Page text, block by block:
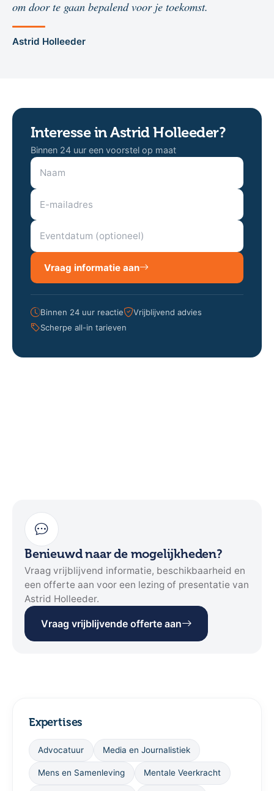
om door te gaan bepalend voor je toekomst.
Astrid Holleeder
Interesse in Astrid Holleeder?
Binnen 24 uur een voorstel op maat
Vraag informatie aan
Binnen 24 uur reactie
Vrijblijvend advies
Scherpe all-in tarieven
Benieuwd naar de mogelijkheden?
Vraag vrijblijvend informatie, beschikbaarheid en
een offerte aan voor een lezing of presentatie van
Astrid Holleeder.
Vraag vrijblijvende offerte aan
Expertises
Advocatuur Media en Journalistiek
Mens en Samenleving Mentale Veerkracht